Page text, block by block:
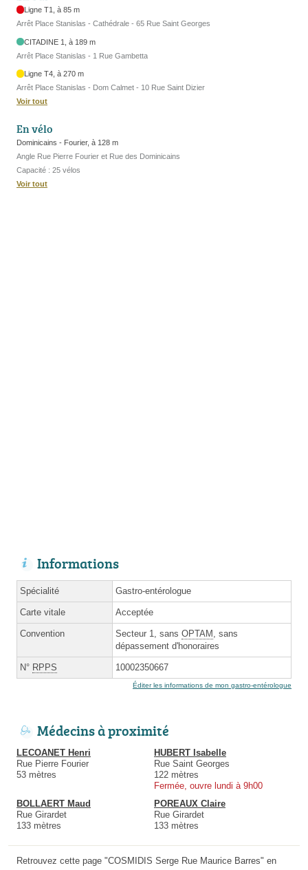
Ligne T1, à 85 m
Arrêt Place Stanislas - Cathédrale - 65 Rue Saint Georges
CITADINE 1, à 189 m
Arrêt Place Stanislas - 1 Rue Gambetta
Ligne T4, à 270 m
Arrêt Place Stanislas - Dom Calmet - 10 Rue Saint Dizier
Voir tout
En vélo
Dominicains - Fourier, à 128 m
Angle Rue Pierre Fourier et Rue des Dominicains
Capacité : 25 vélos
Voir tout
Informations
Spécialité Gastro-entérologue
Carte vitale Acceptée
Convention Secteur 1, sans OPTAM , sans
dépassement d'honoraires
N° RPPS 10002350667
Éditer les informations de mon gastro-entérologue
Médecins à proximité
LECOANET Henri
Rue Pierre Fourier
53 mètres
HUBERT Isabelle
Rue Saint Georges
122 mètres
Fermée, ouvre lundi à 9h00
BOLLAERT Maud
Rue Girardet
133 mètres
POREAUX Claire
Rue Girardet
133 mètres
Retrouvez cette page "COSMIDIS Serge Rue Maurice Barres" en